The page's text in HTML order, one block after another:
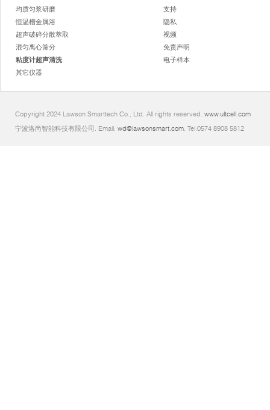
均质匀浆研磨
恒温槽金属浴
超声破碎分散萃取
混匀离心筛分
粘度计超声清洗
其它仪器
支持
隐私
视频
免责声明
电子样本
Copyright 2024 Lawson Smarttech Co., Ltd. All rights reserved. www.ultcell.com
宁波洛尚智能科技有限公司. Email: wd@lawsonsmart.com. Tel:0574 8908 5812